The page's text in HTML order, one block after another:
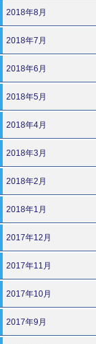
2018年8月
2018年7月
2018年6月
2018年5月
2018年4月
2018年3月
2018年2月
2018年1月
2017年12月
2017年11月
2017年10月
2017年9月